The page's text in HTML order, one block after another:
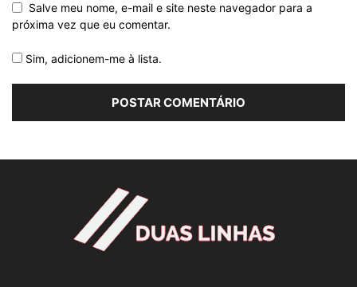
Salve meu nome, e-mail e site neste navegador para a
próxima vez que eu comentar.
Sim, adicionem-me à lista.